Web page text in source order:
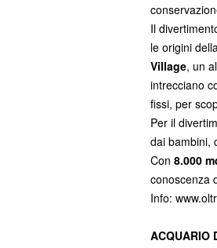
Il
le origini
Village, un
intrecciano
fissi, per
Per il
dai bambini,
Con 8.000
conoscenza
Info:
ACQUARIO